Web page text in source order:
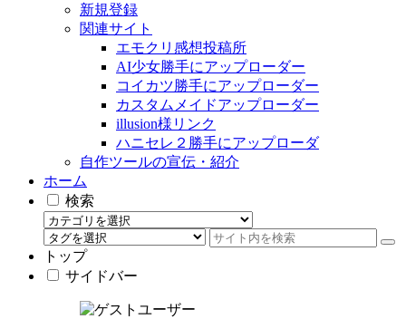
新規登録
関連サイト
エモクリ感想投稿所
AI少女勝手にアップローダー
コイカツ勝手にアップローダー
カスタムメイドアップローダー
illusion様リンク
ハニセレ２勝手にアップローダ
自作ツールの宣伝・紹介
ホーム
検索
トップ
サイドバー